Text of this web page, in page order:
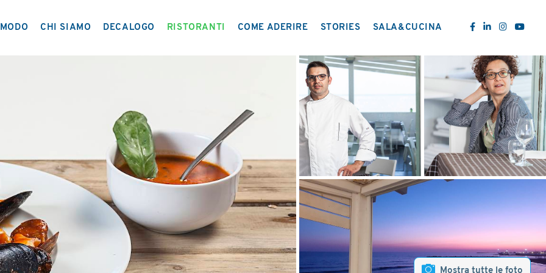
CHI SIAMO DECALOGO RISTORANTI COME ADERIRE STORIES SALA&CUCINA
Mostra tutte le foto